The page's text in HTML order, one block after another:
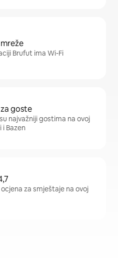
Brufut ima Wi-Fi
goste
najvažniji gostima na ovoj
i Bazen
za smještaje na ovoj